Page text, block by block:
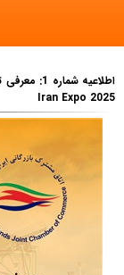
اطلاعیه
Iran Expo 2025